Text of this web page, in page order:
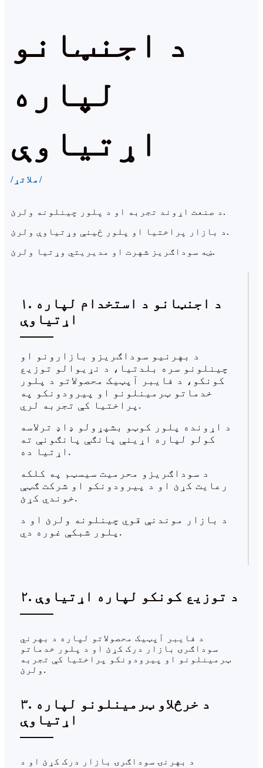
د اجنټانو
لپاره
اړتیاوې
/ملاتړ/
د صنعت اړوند تجربه او د پلور چینلونه ولرئ.
د بازار پراختیا او پلور ځینې وړتیاوې ولرئ.
ښه سوداګریز شهرت او مدیریتي وړتیا ولرئ.
۱. د اجنټانو د استخدام لپاره
اړتیاوې
د بهرنیو سوداګریزو بازارونو او
چینلونو سره بلدتیا، د نړیوالو توزیع
کونکو، د فایبر آپټیک محصولاتو د پلور
خدماتو ټرمینلونو او پیرودونکو په
پراختیا کې تجربه لري.
د اړونده پلور کوټو بشپړولو ډاډ ترلاسه
کولو لپاره اړینې پانګې پانګونې ته
اړتیا ده.
د سوداګریزو محرمیت سیسټم په کلکه
رعایت کړئ او د پیرودونکو او شرکت ګټې
خوندي کړئ.
د بازار موندنې قوي چینلونه ولرئ او د
پلور شبکې غوره دي.
۲. د توزیع کونکو لپاره اړتیاوې
د فایبر آپټیک محصولاتو لپاره د بهرني
سوداګرۍ بازار درک کړئ او د پلور خدماتو
ټرمینلونو او پیرودونکو پراختیا کې تجربه
ولرئ.
۳. د خرڅلاو ټرمینلونو لپاره
اړتیاوې
د بهرنۍ سوداګرۍ بازار درک کړئ او د